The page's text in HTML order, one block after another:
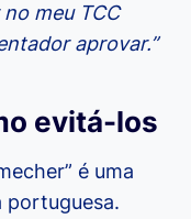
meu TCC
aprovar.”
evitá-los
é uma
portuguesa.